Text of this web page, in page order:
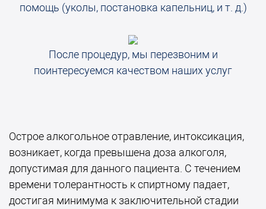
помощь (уколы, постановка капельниц, и т. д.)
После процедур, мы перезвоним и
поинтересуемся качеством наших услуг
Острое алкогольное отравление, интоксикация,
возникает, когда превышена доза алкоголя,
допустимая для данного пациента. С течением
времени толерантность к спиртному падает,
достигая минимума к заключительной стадии